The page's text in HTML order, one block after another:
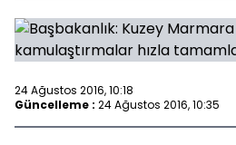
24 Ağustos 2016, 10:18
Güncelleme : 24 Ağustos 2016, 10:35